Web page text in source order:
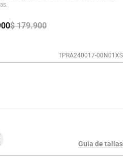
$ 179.900
TPRA240017-00N01XS
Guía de tallas